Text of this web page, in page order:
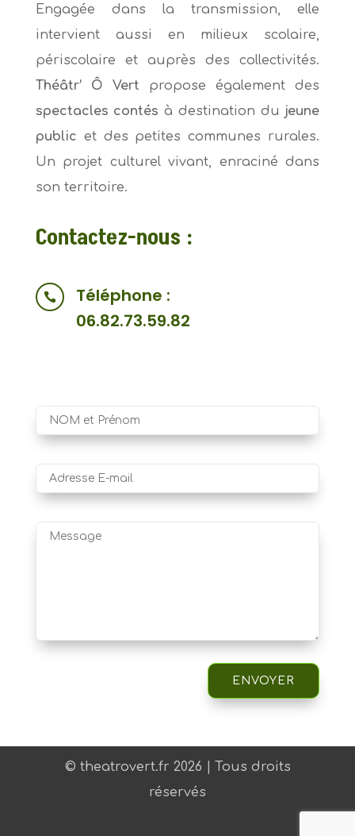
Engagée dans la transmission, elle
intervient aussi en milieux scolaire,
périscolaire et auprès des collectivités.
Théâtr’ Ô Vert propose également des
spectacles contés à destination du jeune
public et des petites communes rurales.
Un projet culturel vivant, enraciné dans
son territoire.
Contactez-nous :

Téléphone :
06.82.73.59.82
ENVOYER
© theatrovert.fr 2026 | Tous droits
réservés